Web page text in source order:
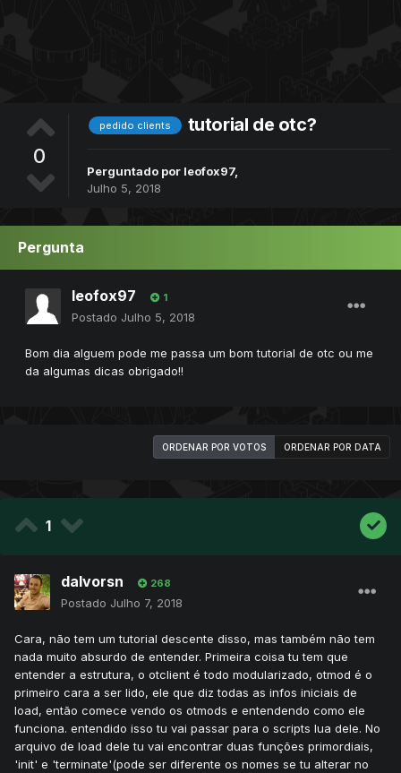
0
pedido clients tutorial de otc?
Perguntado por leofox97,
Julho 5, 2018
Pergunta
leofox97 1
Postado Julho 5, 2018
Bom dia alguem pode me passa um bom tutorial de otc ou me
da algumas dicas obrigado!!
ORDENAR POR VOTOS ORDENAR POR DATA
1
dalvorsn 268
Postado Julho 7, 2018
Cara, não tem um tutorial descente disso, mas também não tem
nada muito absurdo de entender. Primeira coisa tu tem que
entender a estrutura, o otclient é todo modularizado, otmod é o
primeiro cara a ser lido, ele que diz todas as infos iniciais de
load, então comece vendo os otmods e entendendo como ele
funciona. entendido isso tu vai passar para o scripts lua dele. No
arquivo de load dele tu vai encontrar duas funções primordiais,
'init' e 'terminate'(pode ser diferente os nomes se tu alterar no